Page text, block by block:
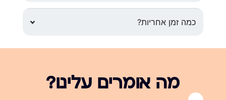
כמה זמן אחריות?
מה אומרים עלינו?